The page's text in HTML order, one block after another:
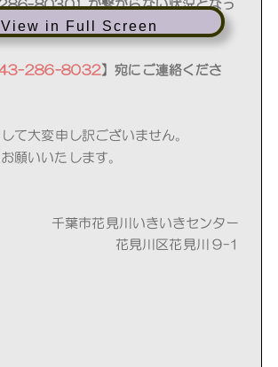
View in Full Screen